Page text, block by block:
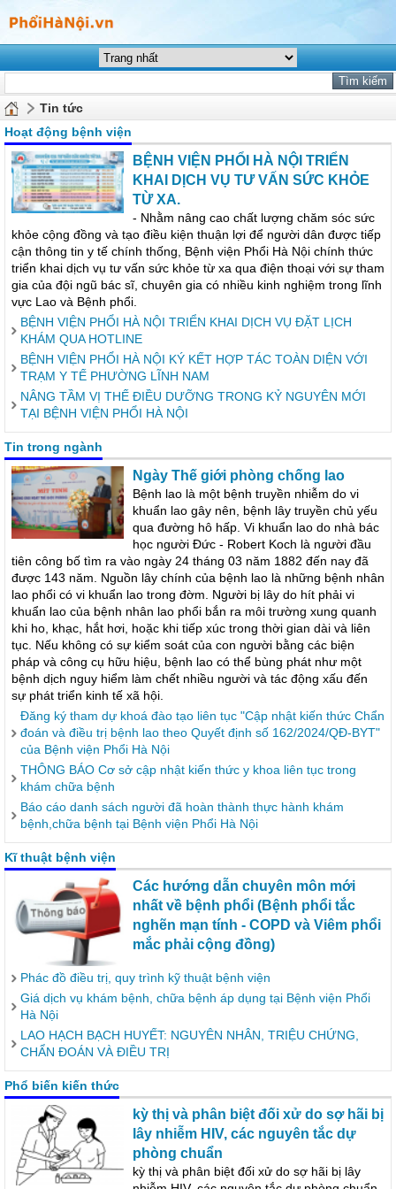
Tin tức
Hoạt động bệnh viện
BỆNH VIỆN PHỔI HÀ NỘI TRIỂN
KHAI DỊCH VỤ TƯ VẤN SỨC KHỎE
TỪ XA.
- Nhằm nâng cao chất lượng chăm sóc sức
khỏe cộng đồng và tạo điều kiện thuận lợi để người dân được tiếp
cận thông tin y tế chính thống, Bệnh viện Phổi Hà Nội chính thức
triển khai dịch vụ tư vấn sức khỏe từ xa qua điện thoại với sự tham
gia của đội ngũ bác sĩ, chuyên gia có nhiều kinh nghiệm trong lĩnh
vực Lao và Bệnh phổi.
BỆNH VIỆN PHỔI HÀ NỘI TRIỂN KHAI DỊCH VỤ ĐẶT LỊCH
KHÁM QUA HOTLINE
BỆNH VIỆN PHỔI HÀ NỘI KÝ KẾT HỢP TÁC TOÀN DIỆN VỚI
TRẠM Y TẾ PHƯỜNG LĨNH NAM
NÂNG TẦM VỊ THẾ ĐIỀU DƯỠNG TRONG KỶ NGUYÊN MỚI
TẠI BỆNH VIỆN PHỔI HÀ NỘI
Tin trong ngành
Ngày Thế giới phòng chống lao
Bệnh lao là một bệnh truyền nhiễm do vi
khuẩn lao gây nên, bệnh lây truyền chủ yếu
qua đường hô hấp. Vi khuẩn lao do nhà bác
học người Đức - Robert Koch là người đầu
tiên công bố tìm ra vào ngày 24 tháng 03 năm 1882 đến nay đã
được 143 năm. Nguồn lây chính của bệnh lao là những bệnh nhân
lao phổi có vi khuẩn lao trong đờm. Người bị lây do hít phải vi
khuẩn lao của bệnh nhân lao phổi bắn ra môi trường xung quanh
khi ho, khạc, hắt hơi, hoặc khi tiếp xúc trong thời gian dài và liên
tục. Nếu không có sự kiểm soát của con người bằng các biện
pháp và công cụ hữu hiệu, bệnh lao có thể bùng phát như một
bệnh dịch nguy hiểm làm chết nhiều người và tác động xấu đến
sự phát triển kinh tế xã hội.
Đăng ký tham dự khoá đào tạo liên tục "Cập nhật kiến thức Chẩn
đoán và điều trị bệnh lao theo Quyết định số 162/2024/QĐ-BYT"
của Bệnh viện Phổi Hà Nội
THÔNG BÁO Cơ sở cập nhật kiến thức y khoa liên tục trong
khám chữa bệnh
Báo cáo danh sách người đã hoàn thành thực hành khám
bệnh,chữa bệnh tại Bệnh viện Phổi Hà Nội
Kĩ thuật bệnh viện
Các hướng dẫn chuyên môn mới
nhất về bệnh phổi (Bệnh phổi tắc
nghẽn mạn tính - COPD và Viêm phổi
mắc phải cộng đồng)
Phác đồ điều trị, quy trình kỹ thuật bệnh viện
Giá dịch vụ khám bệnh, chữa bệnh áp dụng tại Bệnh viện Phổi
Hà Nội
LAO HẠCH BẠCH HUYẾT: NGUYÊN NHÂN, TRIỆU CHỨNG,
CHẨN ĐOÁN VÀ ĐIỀU TRỊ
Phổ biến kiến thức
kỳ thị và phân biệt đối xử do sợ hãi bị
lây nhiễm HIV, các nguyên tắc dự
phòng chuẩn
kỳ thị và phân biệt đối xử do sợ hãi bị lây